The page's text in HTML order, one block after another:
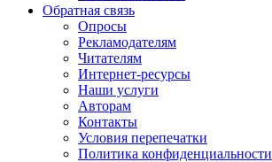
Обратная связь
Опросы
Рекламодателям
Читателям
Интернет-ресурсы
Наши услуги
Авторам
Контакты
Условия перепечатки
Политика конфиденциальности